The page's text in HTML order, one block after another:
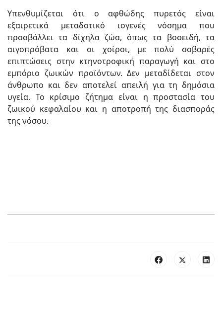
Υπενθυμίζεται ότι ο αφθώδης πυρετός είναι
εξαιρετικά μεταδοτικό ιογενές νόσημα που
προσβάλλει τα δίχηλα ζώα, όπως τα βοοειδή, τα
αιγοπρόβατα και οι χοίροι, με πολύ σοβαρές
επιπτώσεις στην κτηνοτροφική παραγωγή και στο
εμπόριο ζωικών προϊόντων. Δεν μεταδίδεται στον
άνθρωπο και δεν αποτελεί απειλή για τη δημόσια
υγεία. Το κρίσιμο ζήτημα είναι η προστασία του
ζωικού κεφαλαίου και η αποτροπή της διασποράς
της νόσου.